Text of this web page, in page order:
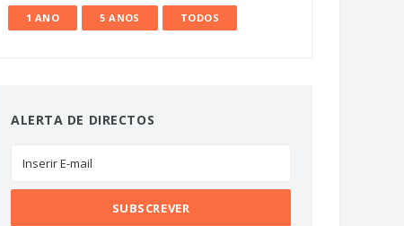
1 ANO 5 ANOS TODOS
ALERTA DE DIRECTOS